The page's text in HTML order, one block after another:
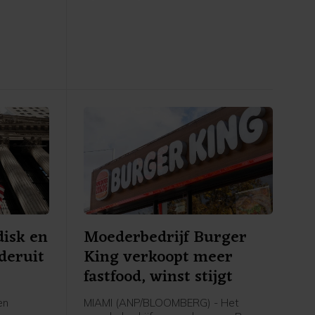
aldus
en Moederbedrijf Burger
King verkoopt meer
fastfood, winst stijgt
MIAMI (ANP/BLOOMBERG) - Het